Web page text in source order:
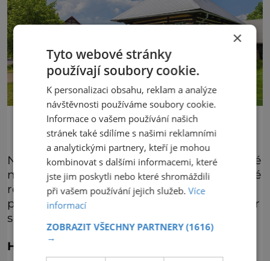
Nechte se pozvat a ochutnejte z nepřeberné
nabídky této části naší krásné a pestré České
republiky. Díky nové značce Regionální
produkt Hradecko si můžete odvézt suvenýr
s garancí kvality a původu.
Hradecko dětem
×
Tyto webové stránky
používají soubory cookie.
K personalizaci obsahu, reklam a analýze
návštěvnosti používáme soubory cookie.
Informace o vašem používání našich
stránek také sdílíme s našimi reklamními
a analytickými partnery, kteří je mohou
kombinovat s dalšími informacemi, které
jste jim poskytli nebo které shromáždili
při vašem používání jejich služeb.Více
informací
ZOBRAZIT VŠECHNY PARTNERY(1616)
→